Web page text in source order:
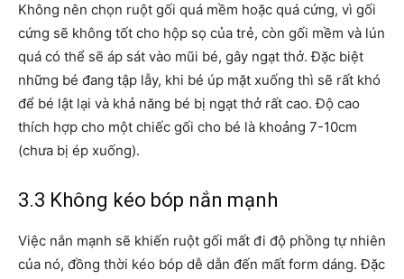
Không nên chọn ruột gối quá mềm hoặc quá cứng, vì gối
cứng sẽ không tốt cho hộp sọ của trẻ, còn gối mềm và lún
quá có thể sẽ áp sát vào mũi bé, gây ngạt thở. Đặc biệt
những bé đang tập lẫy, khi bé úp mặt xuống thì sẽ rất khó
để bé lật lại và khả năng bé bị ngạt thở rất cao. Độ cao
thích hợp cho một chiếc gối cho bé là khoảng 7-10cm
(chưa bị ép xuống).
3.3 Không kéo bóp nắn mạnh
Việc nắn mạnh sẽ khiến ruột gối mất đi độ phồng tự nhiên
của nó, đồng thời kéo bóp dễ dẫn đến mất form dáng. Đặc